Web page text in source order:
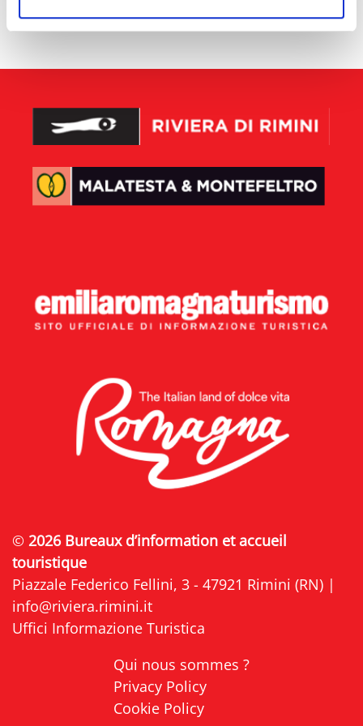
aucun résultat disponible
© 2026 Bureaux d’information et accueil
touristique
Piazzale Federico Fellini, 3 - 47921 Rimini (RN) |
info@riviera.rimini.it
Uffici Informazione Turistica
Qui nous sommes ?
Privacy Policy
Cookie Policy